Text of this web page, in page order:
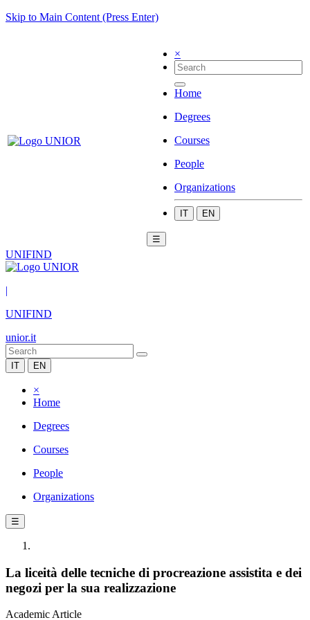
Skip to Main Content (Press Enter)
×
Home
Degrees
Courses
People
Organizations
IT EN
☰
UNIFIND
|
UNIFIND
unior.it
IT EN
×
Home
Degrees
Courses
People
Organizations
☰
La liceità delle tecniche di procreazione assistita e dei
negozi per la sua realizzazione
Academic Article